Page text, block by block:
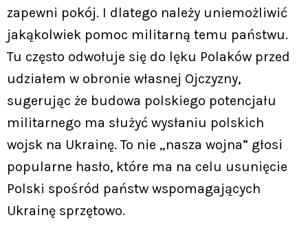
zapewni pokój. I dlatego należy uniemożliwić
jakąkolwiek pomoc militarną temu państwu.
Tu często odwołuje się do lęku Polaków przed
udziałem w obronie własnej Ojczyzny,
sugerując że budowa polskiego potencjału
militarnego ma służyć wysłaniu polskich
wojsk na Ukrainę. To nie „nasza wojna” głosi
popularne hasło, które ma na celu usunięcie
Polski spośród państw wspomagających
Ukrainę sprzętowo.